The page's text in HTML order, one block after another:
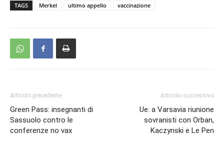
TAGS Merkel ultimo appello vaccinazione
Articolo precedente
Green Pass: insegnanti di
Sassuolo contro le
conferenze no vax
Articolo successivo
Ue: a Varsavia riunione
sovranisti con Orban,
Kaczynski e Le Pen